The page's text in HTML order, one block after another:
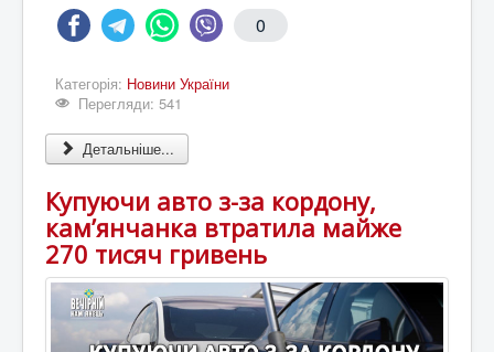
0
Категорія: Новини України
Перегляди: 541
Детальніше...
Купуючи авто з-за кордону,
кам’янчанка втратила майже
270 тисяч гривень